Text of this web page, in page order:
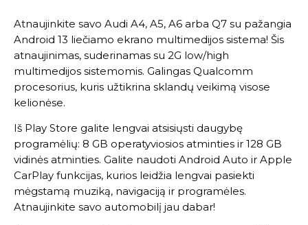
Atnaujinkite savo Audi A4, A5, A6 arba Q7 su pažangia
Android 13 liečiamo ekrano multimedijos sistema! Šis
atnaujinimas, suderinamas su 2G low/high
multimedijos sistemomis. Galingas Qualcomm
procesorius, kuris užtikrina sklandų veikimą visose
kelionėse.
Iš Play Store galite lengvai atsisiųsti daugybę
programėlių: 8 GB operatyviosios atminties ir 128 GB
vidinės atminties. Galite naudoti Android Auto ir Apple
CarPlay funkcijas, kurios leidžia lengvai pasiekti
mėgstamą muziką, navigaciją ir programėles.
Atnaujinkite savo automobilį jau dabar!